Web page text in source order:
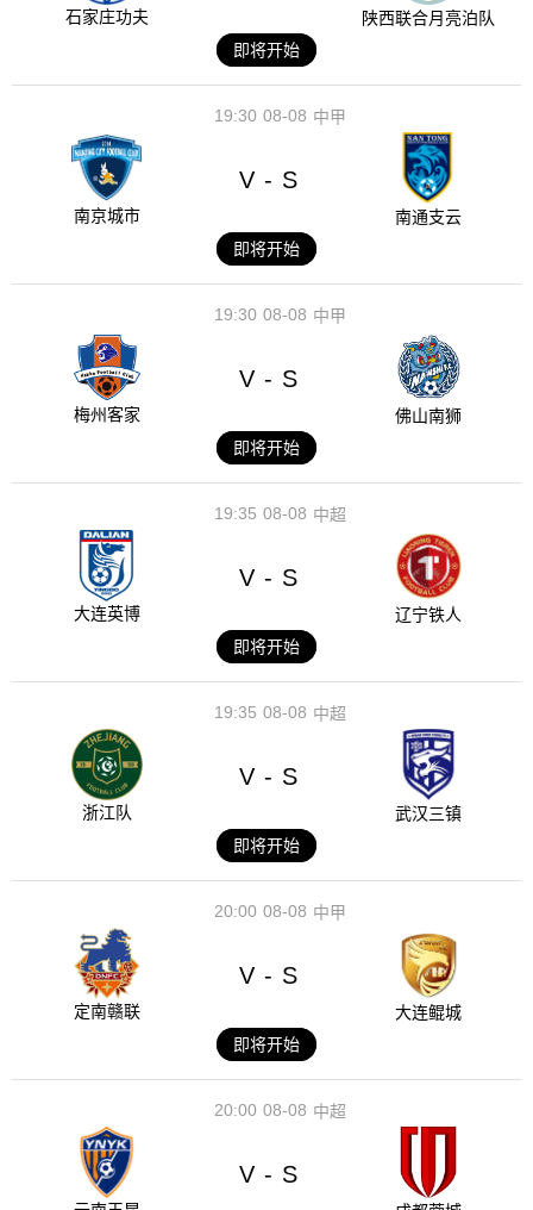
石家庄功夫
陕西联合月亮泊队
即将开始
08-08
19:30 中甲
南京城市
V - S
南通支云
即将开始
08-08
19:30 中甲
梅州客家
V - S
佛山南狮
即将开始
08-08
19:35 中超
大连英博
V - S
辽宁铁人
即将开始
08-08
19:35 中超
浙江队
V - S
武汉三镇
即将开始
08-08
20:00 中甲
定南赣联
V - S
大连鲲城
即将开始
08-08
20:00 中超
V - S